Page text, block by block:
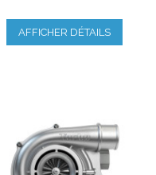
AFFICHER DÉTAILS